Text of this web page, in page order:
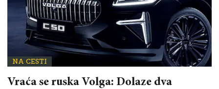
NA CESTI
Vraća se ruska Volga: Dolaze dva